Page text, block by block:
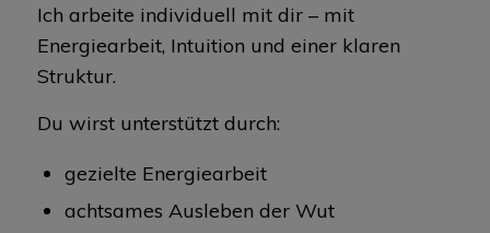
Ich arbeite individuell mit dir – mit
Energiearbeit, Intuition und einer klaren
Struktur.
Du wirst unterstützt durch:
gezielte Energiearbeit
achtsames Ausleben der Wut